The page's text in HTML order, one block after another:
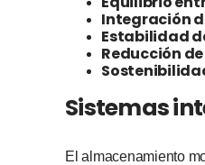
Integración
Estabilidad
Reducción
Sistemas
El almacenamiento